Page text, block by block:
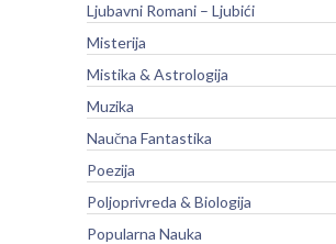
Ljubavni Romani – Ljubići
Misterija
Mistika & Astrologija
Muzika
Naučna Fantastika
Poezija
Poljoprivreda & Biologija
Popularna Nauka